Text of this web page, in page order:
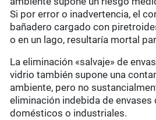
Si por error o inadvertencia, el
bañadero cargado con
o en un lago, resultaría mortal
La eliminación «salvaje» de
vidrio también supone una
ambiente, pero no
eliminación indebida de
domésticos o industriales.